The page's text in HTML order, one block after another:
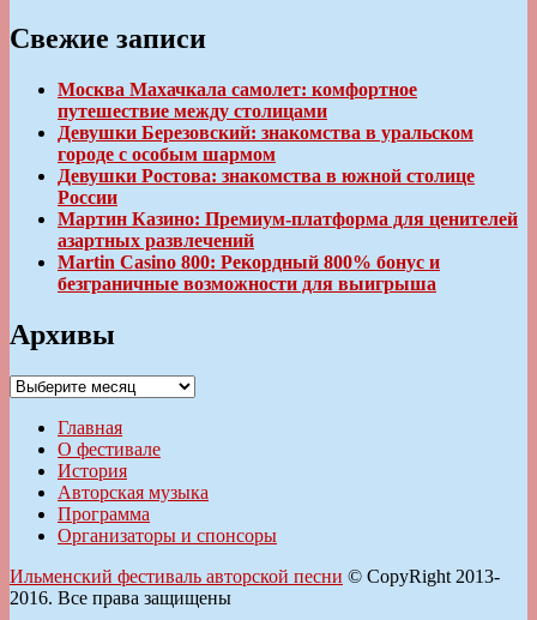
Свежие записи
Москва Махачкала самолет: комфортное
путешествие между столицами
Девушки Березовский: знакомства в уральском
городе с особым шармом
Девушки Ростова: знакомства в южной столице
России
Мартин Казино: Премиум-платформа для ценителей
азартных развлечений
Martin Casino 800: Рекордный 800% бонус и
безграничные возможности для выигрыша
Архивы
Архивы
Главная
О фестивале
История
Авторская музыка
Программа
Организаторы и спонсоры
Ильменский фестиваль авторской песни © CopyRight 2013-
2016. Все права защищены